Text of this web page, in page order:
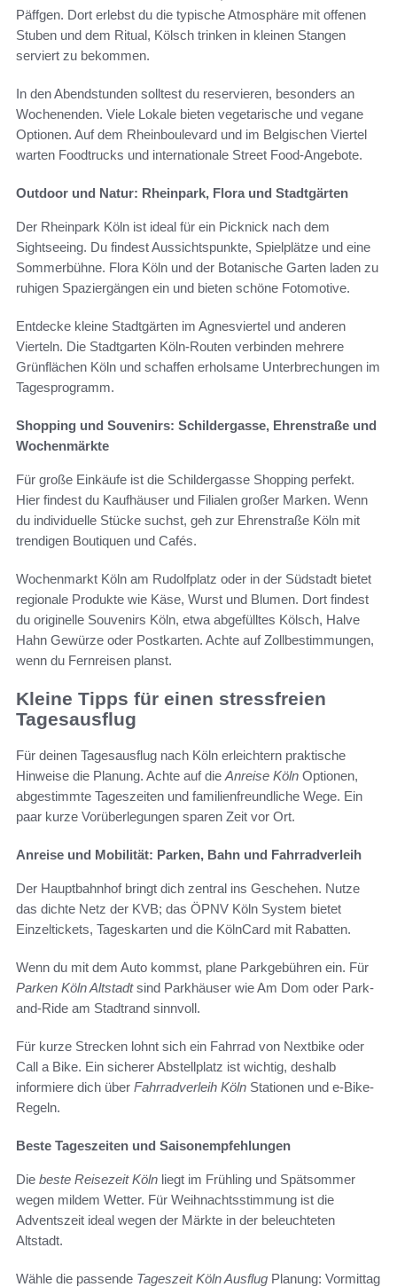
Päffgen. Dort erlebst du die typische Atmosphäre mit offenen
Stuben und dem Ritual, Kölsch trinken in kleinen Stangen
serviert zu bekommen.
In den Abendstunden solltest du reservieren, besonders an
Wochenenden. Viele Lokale bieten vegetarische und vegane
Optionen. Auf dem Rheinboulevard und im Belgischen Viertel
warten Foodtrucks und internationale Street Food-Angebote.
Outdoor und Natur: Rheinpark, Flora und Stadtgärten
Der Rheinpark Köln ist ideal für ein Picknick nach dem
Sightseeing. Du findest Aussichtspunkte, Spielplätze und eine
Sommerbühne. Flora Köln und der Botanische Garten laden zu
ruhigen Spaziergängen ein und bieten schöne Fotomotive.
Entdecke kleine Stadtgärten im Agnesviertel und anderen
Vierteln. Die Stadtgarten Köln-Routen verbinden mehrere
Grünflächen Köln und schaffen erholsame Unterbrechungen im
Tagesprogramm.
Shopping und Souvenirs: Schildergasse, Ehrenstraße und
Wochenmärkte
Für große Einkäufe ist die Schildergasse Shopping perfekt.
Hier findest du Kaufhäuser und Filialen großer Marken. Wenn
du individuelle Stücke suchst, geh zur Ehrenstraße Köln mit
trendigen Boutiquen und Cafés.
Wochenmarkt Köln am Rudolfplatz oder in der Südstadt bietet
regionale Produkte wie Käse, Wurst und Blumen. Dort findest
du originelle Souvenirs Köln, etwa abgefülltes Kölsch, Halve
Hahn Gewürze oder Postkarten. Achte auf Zollbestimmungen,
wenn du Fernreisen planst.
Kleine Tipps für einen stressfreien
Tagesausflug
Für deinen Tagesausflug nach Köln erleichtern praktische
Hinweise die Planung. Achte auf die Anreise Köln Optionen,
abgestimmte Tageszeiten und familienfreundliche Wege. Ein
paar kurze Vorüberlegungen sparen Zeit vor Ort.
Anreise und Mobilität: Parken, Bahn und Fahrradverleih
Der Hauptbahnhof bringt dich zentral ins Geschehen. Nutze
das dichte Netz der KVB; das ÖPNV Köln System bietet
Einzeltickets, Tageskarten und die KölnCard mit Rabatten.
Wenn du mit dem Auto kommst, plane Parkgebühren ein. Für
Parken Köln Altstadtsind Parkhäuser wie Am Dom oder Park-
and-Ride am Stadtrand sinnvoll.
Für kurze Strecken lohnt sich ein Fahrrad von Nextbike oder
Call a Bike. Ein sicherer Abstellplatz ist wichtig, deshalb
informiere dich über Fahrradverleih Köln Stationen und e‑Bike-
Regeln.
Beste Tageszeiten und Saisonempfehlungen
Die beste Reisezeit Köln liegt im Frühling und Spätsommer
wegen mildem Wetter. Für Weihnachtsstimmung ist die
Adventszeit ideal wegen der Märkte in der beleuchteten
Altstadt.
Wähle die passende Tageszeit Köln Ausflug Planung: Vormittag